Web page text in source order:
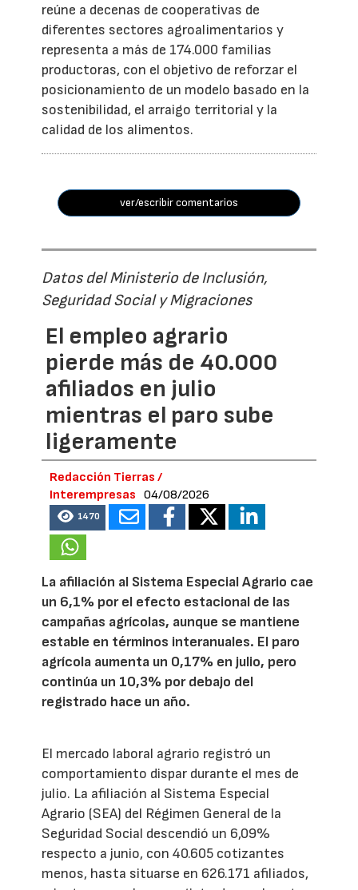
reúne a decenas de cooperativas de
diferentes sectores agroalimentarios y
representa a más de 174.000 familias
productoras, con el objetivo de reforzar el
posicionamiento de un modelo basado en la
sostenibilidad, el arraigo territorial y la
calidad de los alimentos.
ver/escribir comentarios
Datos del Ministerio de Inclusión,
Seguridad Social y Migraciones
El empleo agrario
pierde más de 40.000
afiliados en julio
mientras el paro sube
ligeramente
Redacción Tierras /
Interempresas
04/08/2026
1470
La afiliación al Sistema Especial Agrario cae
un 6,1% por el efecto estacional de las
campañas agrícolas, aunque se mantiene
estable en términos interanuales. El paro
agrícola aumenta un 0,17% en julio, pero
continúa un 10,3% por debajo del
registrado hace un año.
El mercado laboral agrario registró un
comportamiento dispar durante el mes de
julio. La afiliación al Sistema Especial
Agrario (SEA) del Régimen General de la
Seguridad Social descendió un 6,09%
respecto a junio, con 40.605 cotizantes
menos, hasta situarse en 626.171 afiliados,